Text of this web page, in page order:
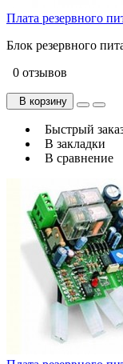
Плата резервного
Блок резервного
0 отзывов
В корзину
Быстрый
В закладки
В сравнение